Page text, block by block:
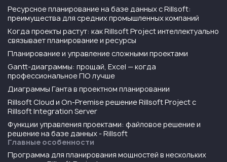
Ресурсное планирование на базе данных с Rillsoft:
преимущества для средних промышленных компаний
Когда проекты растут: как Rillsoft Project интеллектуально
связывает планирование и ресурсы
Планирование и управление сложными проектами
Gantt-диаграммы: прощай, Excel — когда
профессиональное ПО лучше
Диаграммы Ганта в проектном планировании
Rillsoft Cloud и On-Premise решение Rillsoft Project с
Rillsoft Integration Server
Функции управления проектами: файловое решение и
решение на базе данных - Rillsoft
Главные особенности
Программа для планирования мощностей в нескольких